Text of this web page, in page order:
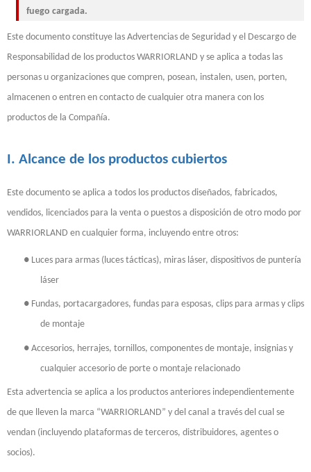
fuego cargada.
Este documento constituye las Advertencias de Seguridad y el Descargo de
Responsabilidad de los productos WARRIORLAND y se aplica a todas las
personas u organizaciones que compren, posean, instalen, usen, porten,
almacenen o entren en contacto de cualquier otra manera con los
productos de la Compañía.
I. Alcance de los productos cubiertos
Este documento se aplica a todos los productos diseñados, fabricados,
vendidos, licenciados para la venta o puestos a disposición de otro modo por
WARRIORLAND en cualquier forma, incluyendo entre otros:
● Luces para armas (luces tácticas), miras láser, dispositivos de puntería
láser
● Fundas, portacargadores, fundas para esposas, clips para armas y clips
de montaje
● Accesorios, herrajes, tornillos, componentes de montaje, insignias y
cualquier accesorio de porte o montaje relacionado
Esta advertencia se aplica a los productos anteriores independientemente
de que lleven la marca “WARRIORLAND” y del canal a través del cual se
vendan (incluyendo plataformas de terceros, distribuidores, agentes o
socios).